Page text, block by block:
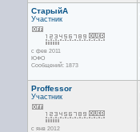
СтарыйА
Участник
с фев 2011
ЮФО
Сообщений: 1873
Proffessor
Участник
с янв 2012